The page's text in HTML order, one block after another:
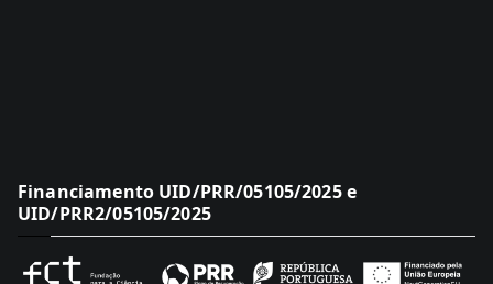
Financiamento UID/PRR/05105/2025 e
UID/PRR2/05105/2025